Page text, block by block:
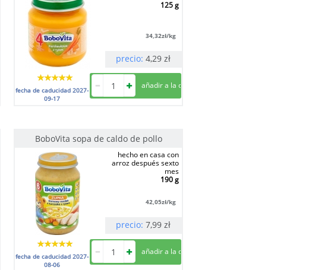
125 g
34,32zł/kg
precio:4,29 zł
fecha de caducidad 2027-
09-17
BoboVita sopa de caldo de pollo
hecho en casa con
arroz después sexto
mes
190 g
42,05zł/kg
precio:7,99 zł
fecha de caducidad 2027-
08-06